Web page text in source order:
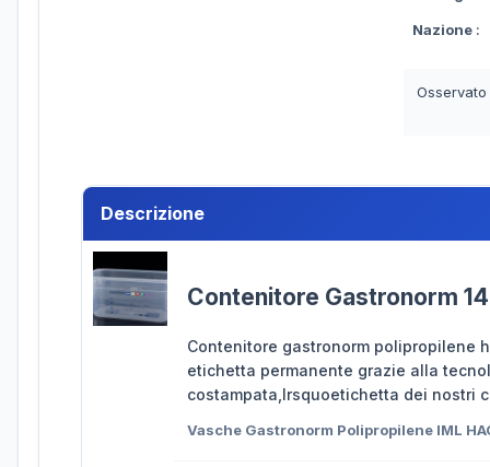
Nazione :
Descrizione
Contenitore Gastronorm
Contenitore gastronorm polipropilene
etichetta permanente grazie alla
costampata,lrsquoetichetta dei nostri
Vasche Gastronorm Polipropilene IML